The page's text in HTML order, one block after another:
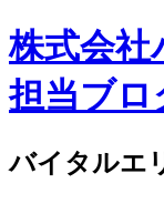
株式会社
担当ブ
バイタルエ